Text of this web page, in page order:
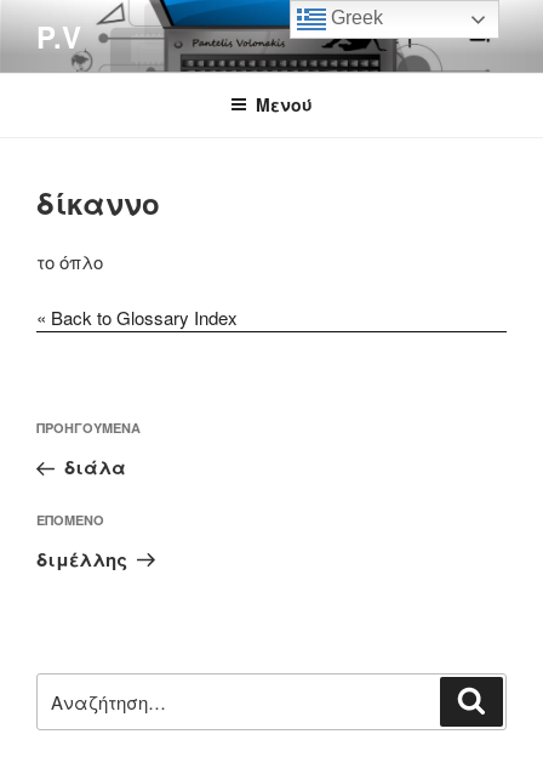
περιεχόμενο
P.V
Μενού
δίκαννο
το όπλο
« Back to Glossary Index
άρθρων
Προηγούμενο
άρθρο
ΠΡΟΗΓΟΎΜΕΝΑ
διάλα
Επόμενο
άρθρο
ΕΠΌΜΕΝΟ
διμέλλης
για:
Greek